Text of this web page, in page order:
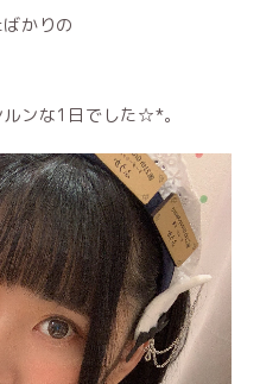
かりの
ンな1日でした☆*。